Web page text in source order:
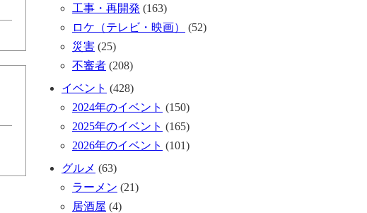
工事・再開発 (163)
ロケ（テレビ・映画）
(52)
災害 (25)
不審者 (208)
イベント (428)
2024年のイベント (150)
2025年のイベント (165)
2026年のイベント (101)
グルメ (63)
ラーメン (21)
居酒屋 (4)